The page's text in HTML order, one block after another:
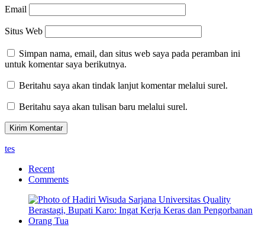
Email
Situs Web
Simpan nama, email, dan situs web saya pada peramban ini
untuk komentar saya berikutnya.
Beritahu saya akan tindak lanjut komentar melalui surel.
Beritahu saya akan tulisan baru melalui surel.
tes
Recent
Comments